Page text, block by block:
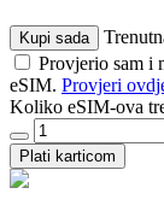
Kupi sada
Provjerio sam i
eSIM. Provjeri
Koliko eSIM-ova
Plati karticom